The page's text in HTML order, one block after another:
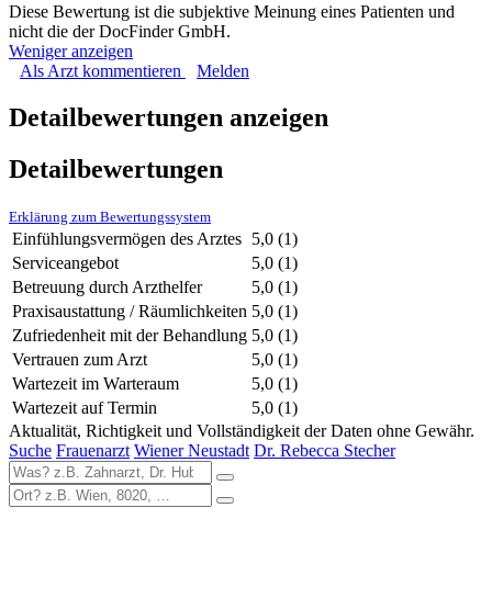
Diese Bewertung ist die subjektive Meinung eines Patienten und
nicht die der DocFinder GmbH.
Weniger anzeigen
Als Arzt kommentieren
Melden
Detailbewertungen anzeigen
Detailbewertungen
Erklärung zum Bewertungssystem
Einfühlungsvermögen des Arztes 5,0 (1)
Serviceangebot
5,0 (1)
Betreuung durch Arzthelfer
5,0 (1)
Praxisaustattung / Räumlichkeiten 5,0 (1)
Zufriedenheit mit der Behandlung 5,0 (1)
Vertrauen zum Arzt
5,0 (1)
Wartezeit im Warteraum
5,0 (1)
Wartezeit auf Termin
5,0 (1)
Aktualität, Richtigkeit und Vollständigkeit der Daten ohne Gewähr.
Suche Frauenarzt Wiener Neustadt Dr. Rebecca Stecher